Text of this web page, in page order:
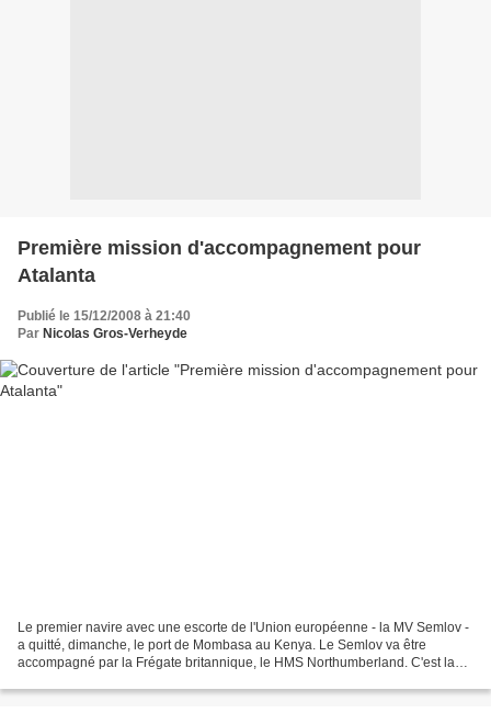
Première mission d'accompagnement pour
Atalanta
Publié le 15/12/2008 à 21:40
Par Nicolas Gros-Verheyde
Le premier navire avec une escorte de l'Union européenne - la MV Semlov -
a quitté, dimanche, le port de Mombasa au Kenya. Le Semlov va être
accompagné par la Frégate britannique, le HMS Northumberland. C'est la